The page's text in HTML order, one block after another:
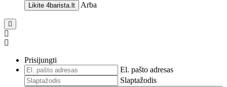
Likite 4barista.lt Arba
Prisijungti
El. pašto adresas
Slaptažodis